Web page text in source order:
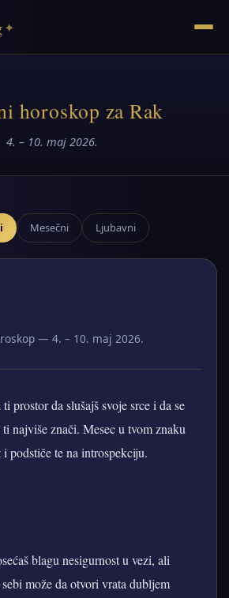
✦
horoskop za Rak
4. – 10. maj 2026.
Mesečni Ljubavni
— 4. – 10. maj 2026.
prostor da slušajš svoje srce i da se
ti najviše znači. Mesec u tvom znaku
i podstiče te na introspekciju.
blagu nesigurnost u vezi, ali
može da otvori vrata dubljem